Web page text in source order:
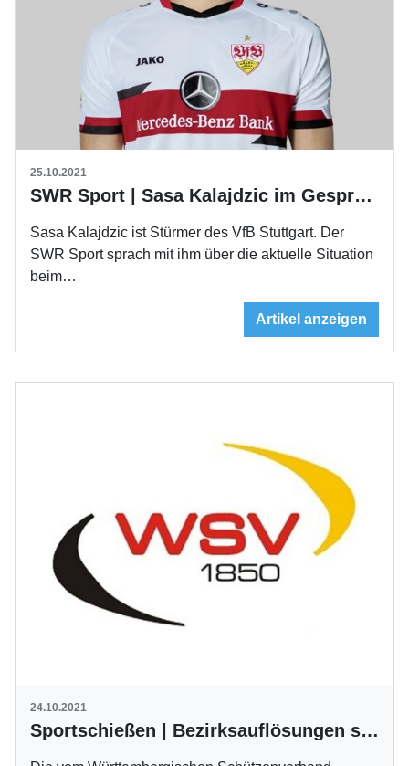
25.10.2021
SWR Sport | Sasa Kalajdzic im Gespräch
Sasa Kalajdzic ist Stürmer des VfB Stuttgart. Der
SWR Sport sprach mit ihm über die aktuelle Situation
beim…
Artikel anzeigen
24.10.2021
Sportschießen | Bezirksauflösungen sind beschlossen worden